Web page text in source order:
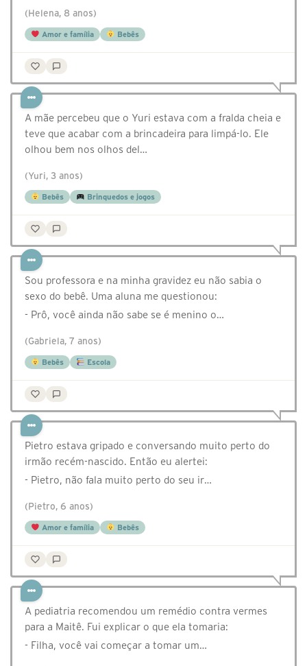
(Helena, 8 anos)
Amor e família Bebês
A mãe percebeu que o Yuri estava com a fralda cheia e
teve que acabar com a brincadeira para limpá-lo. Ele
olhou bem nos olhos del…
(Yuri, 3 anos)
Bebês Brinquedos e jogos
Sou professora e na minha gravidez eu não sabia o
sexo do bebê. Uma aluna me questionou:
- Prô, você ainda não sabe se é menino o…
(Gabriela, 7 anos)
Bebês Escola
Pietro estava gripado e conversando muito perto do
irmão recém-nascido. Então eu alertei:
- Pietro, não fala muito perto do seu ir…
(Pietro, 6 anos)
Amor e família Bebês
A pediatria recomendou um remédio contra vermes
para a Maitê. Fui explicar o que ela tomaria:
- Filha, você vai começar a tomar um…